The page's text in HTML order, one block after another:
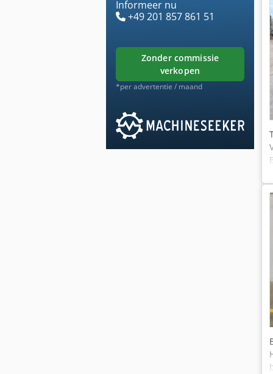
Informeer nu
+49 201 857 861 51
zonder commissie
verkopen
*per advertentie / maand